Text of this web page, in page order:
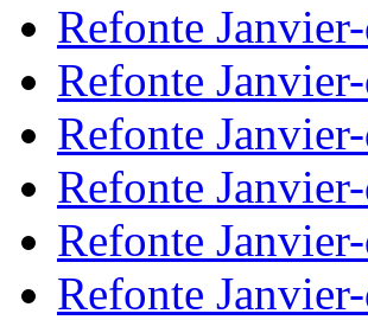
Refonte
Refonte
Refonte
Refonte
Refonte
Refonte